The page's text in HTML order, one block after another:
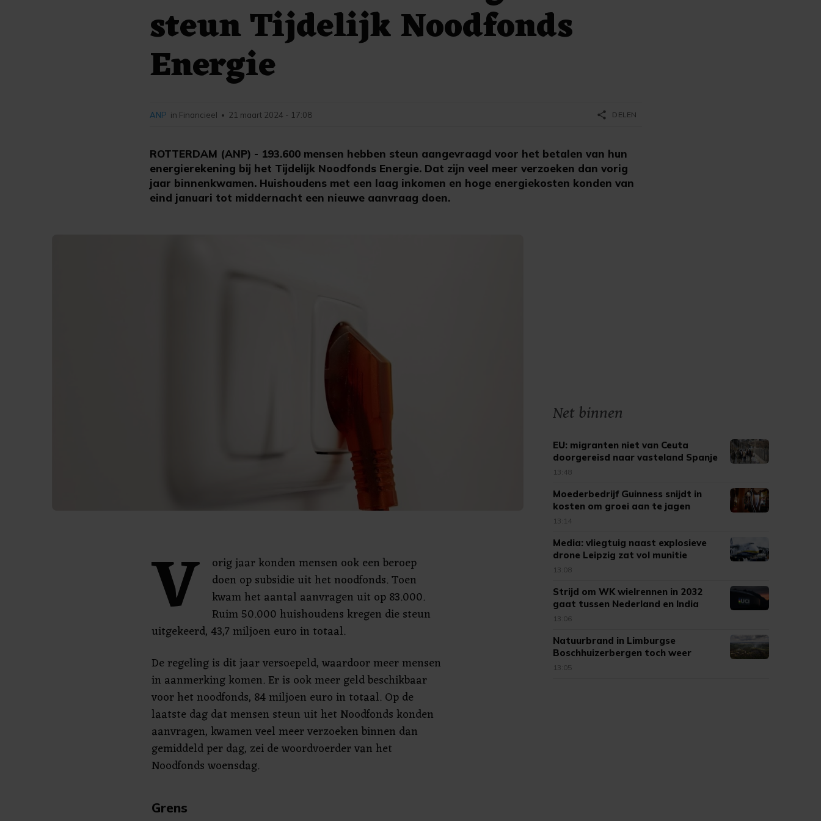
steun Tijdelijk Noodfonds
Energie
ROTTERDAM (ANP) - 193.600 mensen hebben steun aangevraagd voor het betalen van hun
energierekening bij het Tijdelijk Noodfonds Energie. Dat zijn veel meer verzoeken dan vorig
jaar binnenkwamen. Huishoudens met een laag inkomen en hoge energiekosten konden van
eind januari tot middernacht een nieuwe aanvraag doen.
ANP in Financieel • 21 maart 2024 - 17:08 share DELEN
V
orig jaar konden mensen ook een beroep
doen op subsidie uit het noodfonds. Toen
kwam het aantal aanvragen uit op 83.000.
Ruim 50.000 huishoudens kregen die steun
uitgekeerd, 43,7 miljoen euro in totaal.
De regeling is dit jaar versoepeld, waardoor meer mensen
in aanmerking komen. Er is ook meer geld beschikbaar
voor het noodfonds, 84 miljoen euro in totaal. Op de
laatste dag dat mensen steun uit het Noodfonds konden
aanvragen, kwamen veel meer verzoeken binnen dan
gemiddeld per dag, zei de woordvoerder van het
Noodfonds woensdag.
Grens
Net binnen
EU: migranten niet van Ceuta
doorgereisd naar vasteland Spanje
13:48
Moederbedrijf Guinness snijdt in
kosten om groei aan te jagen
13:14
Media: vliegtuig naast explosieve
drone Leipzig zat vol munitie
13:08
Strijd om WK wielrennen in 2032
gaat tussen Nederland en India
13:06
Natuurbrand in Limburgse
Boschhuizerbergen toch weer
opgelaaid
13:05